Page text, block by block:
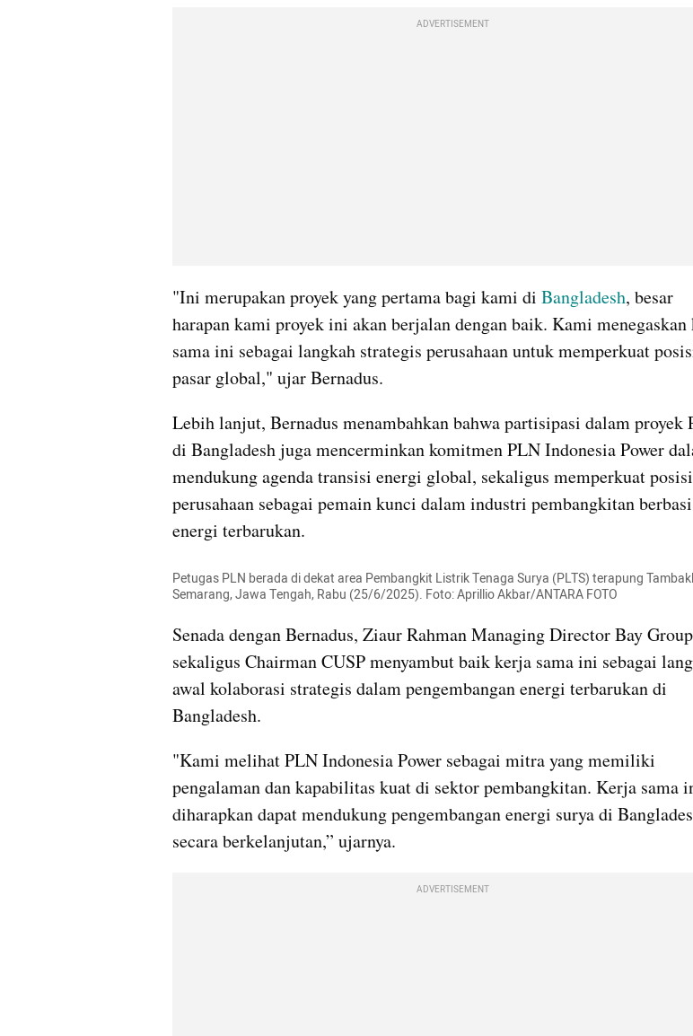
ADVERTISEMENT
"Ini merupakan proyek yang pertama bagi kami di Bangladesh, besar
harapan kami proyek ini akan berjalan dengan baik. Kami menegaskan
sama ini sebagai langkah strategis perusahaan untuk memperkuat
pasar global," ujar Bernadus.
Lebih lanjut, Bernadus menambahkan bahwa partisipasi dalam proyek
di Bangladesh juga mencerminkan komitmen PLN Indonesia Power
mendukung agenda transisi energi global, sekaligus memperkuat posisi
perusahaan sebagai pemain kunci dalam industri pembangkitan
energi terbarukan.
Petugas PLN berada di dekat area Pembangkit Listrik Tenaga Surya (PLTS) terapung
Semarang, Jawa Tengah, Rabu (25/6/2025). Foto: Aprillio Akbar/ANTARA FOTO
Senada dengan Bernadus, Ziaur Rahman Managing Director Bay Group
sekaligus Chairman CUSP menyambut baik kerja sama ini sebagai
awal kolaborasi strategis dalam pengembangan energi terbarukan di
Bangladesh.
"Kami melihat PLN Indonesia Power sebagai mitra yang memiliki
pengalaman dan kapabilitas kuat di sektor pembangkitan. Kerja sama
diharapkan dapat mendukung pengembangan energi surya di
secara berkelanjutan,” ujarnya.
ADVERTISEMENT